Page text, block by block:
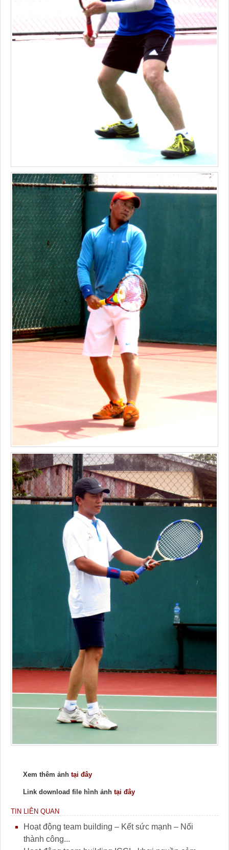
Xem thêm ảnh tại đây
Link download file hình ảnh tại đây
TIN LIÊN QUAN
Hoạt động team building – Kết sức mạnh – Nối
thành công...